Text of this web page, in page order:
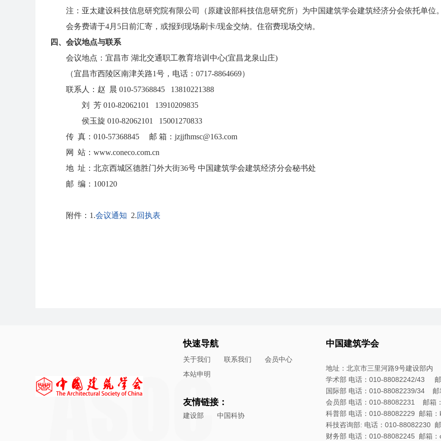
注：亚太建设科技信息研究院有限公司（原建设部科技信息研究所）为中国建筑学会建筑经济分会依托单位
会务费请于4月5日前汇寄，或报到现场刷卡/现金交纳。住宿费现场交纳。
四、会议地点与联系
会议地点：宜昌市 湖北交通职工教育培训中心(宜昌龙泉山庄)
（宜昌市西陵区南津关路1号，电话：0717-8864669）
联系人：赵 晨 010-57368845 13810221388
刘 芳 010-82062101 13910209835
侯玉旋 010-82062101 15001270833
传 真：010-57368845 邮 箱：jzjjfhmsc@163.com
网 站：www.coneco.com.cn
地 址：北京西城区德胜门外大街36号 中国建筑学会建筑经济分会秘书处
邮 编：100120
附件：1.会议通知 2.回执表
快速导航
关于我们 联系我们
会员中心
本站申明
友情链接：
建设部 中国科协
中国建筑学会
地址：北京市三里河路9号建设部内
学术部 电话：010-88082242/43
国际部 电话：010-88082239/34 邮
会员部 电话：010-88082231 邮箱
科普部 电话：010-88082229 邮箱
科技咨询部: 电话：010-88082230
财务部 电话：010-88082245 邮箱